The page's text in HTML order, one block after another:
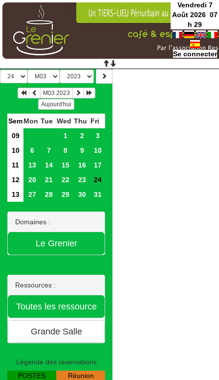
Vendredi 7
Août 2026 07
h29
Se connecter
M03 2023
Aujourd'hui
SemMon Tue Wed Thu Fri
09
1 2
3
10
6 7 8 9
10
11
13 14 15 16
17
12
20 21 22 23
24
13
27 28 29 30 31
Domaines :
Ressources :
Légende des réservations
POSTES
Réunion